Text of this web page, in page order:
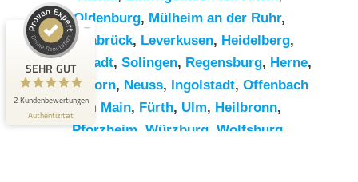
Oldenburg, Mülheim an der Ruhr,
Osnabrück, Leverkusen, Heidelberg,
Darmstadt, Solingen, Regensburg, Herne,
Paderborn, Neuss, Ingolstadt, Offenbach
am Main, Fürth, Ulm, Heilbronn,
Pforzheim Würzburg, Wolfsburg,
SEHR GUT
2 Kundenbewertungen
Authentizität
SEHR GUT
5,00 / 5,00
2
Bewertungen von 1
Blick aufs ProvenExpert-Profil werfen